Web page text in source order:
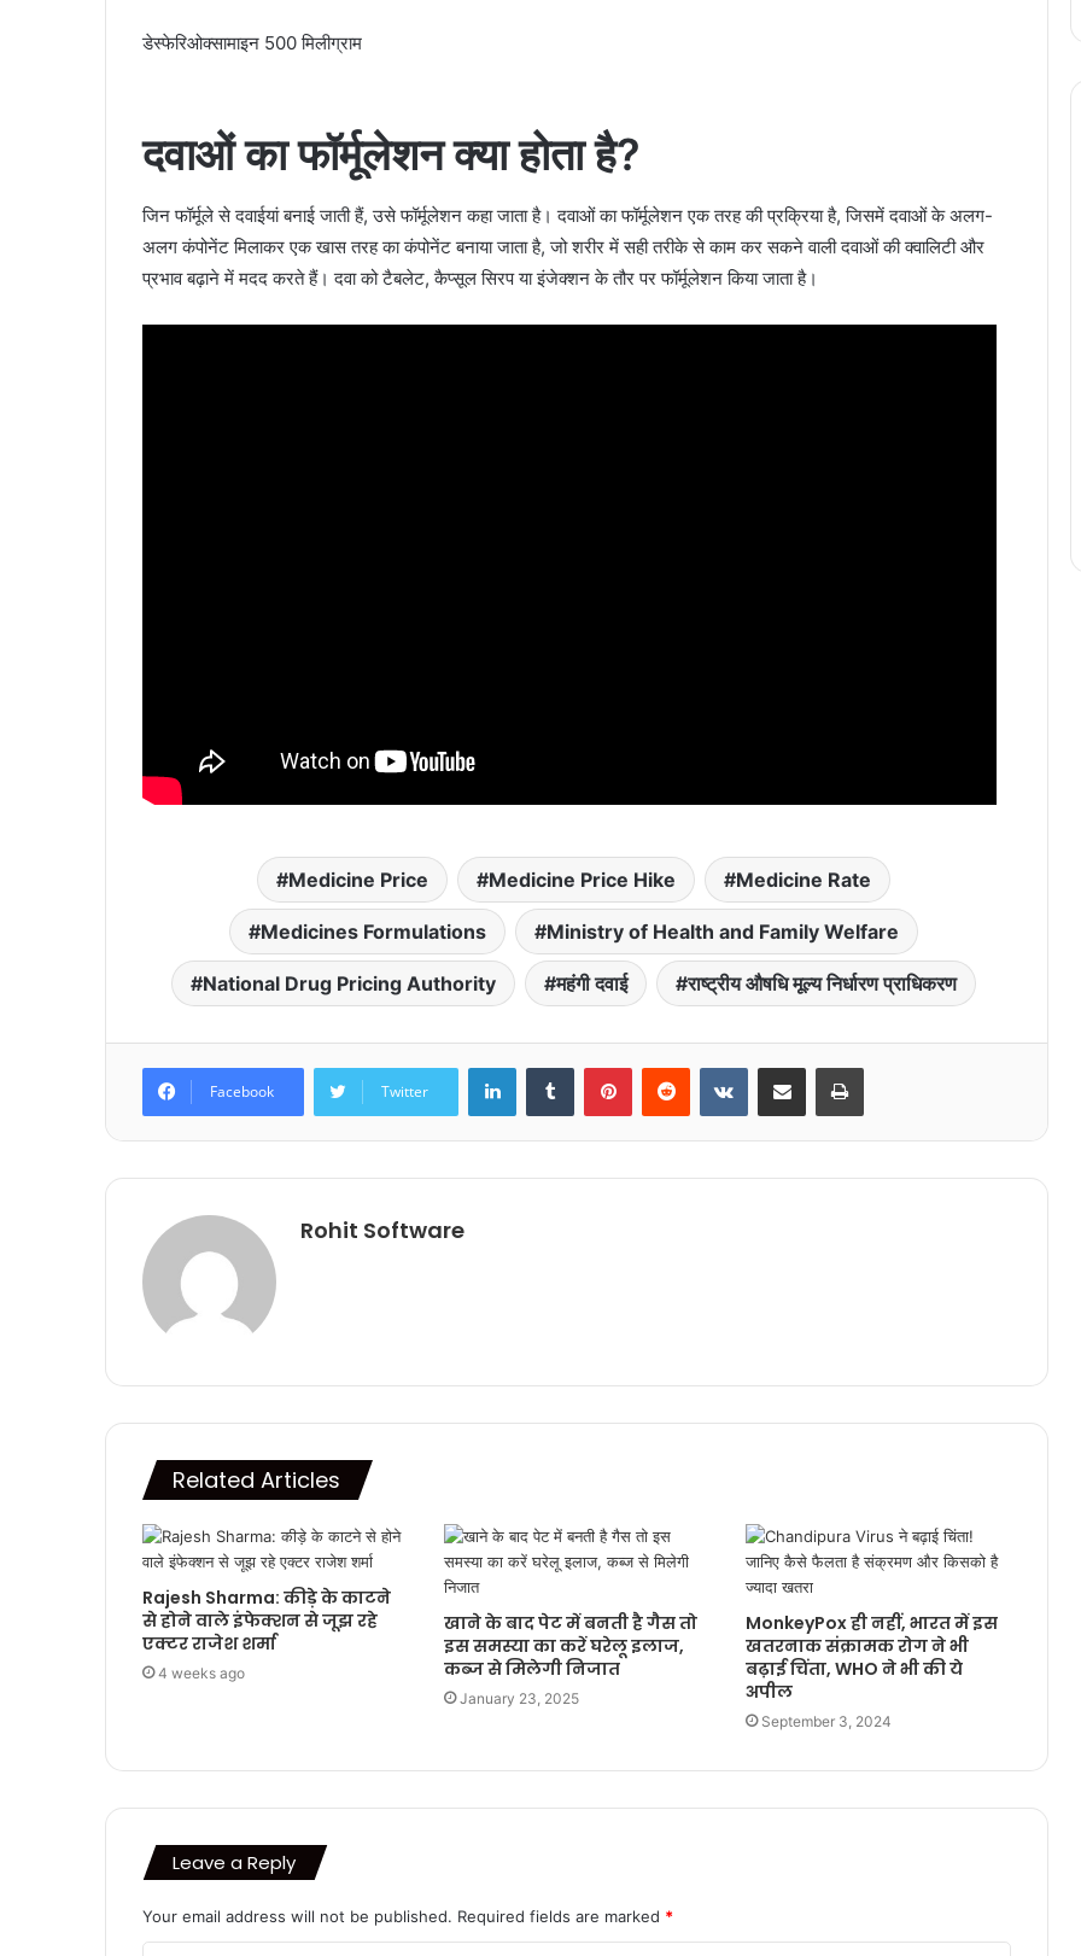
डेस्फेरिओक्सामाइन 500 मिलीग्राम
दवाओं का फॉर्मूलेशन क्या होता है?
जिन फॉर्मूले से दवाईयां बनाई जाती हैं, उसे फॉर्मूलेशन कहा जाता है। दवाओं का फॉर्मूलेशन एक तरह की प्रक्रिया है, जिसमें दवाओं के अलग-
अलग कंपोनेंट मिलाकर एक खास तरह का कंपोनेंट बनाया जाता है, जो शरीर में सही तरीके से काम कर सकने वाली दवाओं की क्वालिटी और
प्रभाव बढ़ाने में मदद करते हैं। दवा को टैबलेट, कैप्सूल सिरप या इंजेक्शन के तौर पर फॉर्मूलेशन किया जाता है।
Medicine Price Medicine Price Hike Medicine Rate
Medicines Formulations Ministry of Health and Family Welfare
National Drug Pricing Authority महंगी दवाई राष्ट्रीय औषधि मूल्य निर्धारण प्राधिकरण
Facebook Twitter
LinkedInTumblr PinterestReddit VKontakteShare via Email Print
Rohit Software
Related Articles
Rajesh Sharma: कीड़े के काटने
से होने वाले इंफेक्शन से जूझ रहे
एक्टर राजेश शर्मा
4 weeks ago
खाने के बाद पेट में बनती है गैस तो
इस समस्या का करें घरेलू इलाज,
कब्‍ज से मिलेगी निजात
January 23, 2025
MonkeyPox ही नहीं, भारत में इस
खतरनाक संक्रामक रोग ने भी
बढ़ाई चिंता, WHO ने भी की ये
अपील
September 3, 2024
Leave a Reply
Your email address will not be published. Required fields are marked *